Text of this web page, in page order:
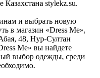
stylekz.su.
и выбрать новую
в магазин «Dress Me»,
48, Нур-Султан
Me» вы найдете
выбор одежды, среди